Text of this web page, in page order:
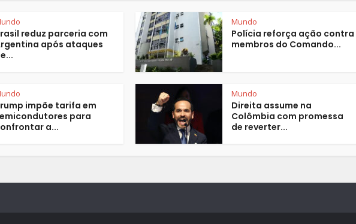
reduz parceria com
após ataques
Mundo
Polícia reforça ação contra
membros do Comando...
impõe tarifa em
para
a...
Mundo
Direita assume na
Colômbia com promessa
de reverter...